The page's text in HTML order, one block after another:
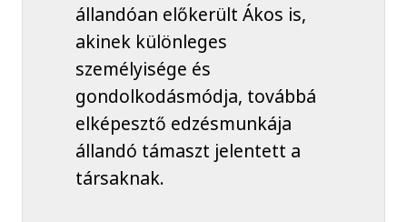
állandóan előkerült Ákos is,
akinek különleges
személyisége és
gondolkodásmódja, továbbá
elképesztő edzésmunkája
állandó támaszt jelentett a
társaknak.